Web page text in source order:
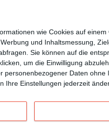
wie Cookies auf
und Inhaltsmessung,
Sie können auf die
um die Einwilligung
personenbezogener Daten
Ihre Einstellungen jederzeit
Kisseo Newsletter Hilfe /
cartes de voeux